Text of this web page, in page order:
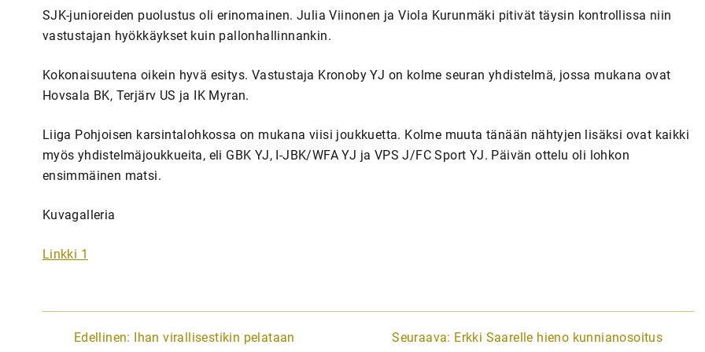
SJK-junioreiden puolustus oli erinomainen. Julia Viinonen ja Viola Kurunmäki pitivät täysin kontrollissa niin
vastustajan hyökkäykset kuin pallonhallinnankin.
Kokonaisuutena oikein hyvä esitys. Vastustaja Kronoby YJ on kolme seuran yhdistelmä, jossa mukana ovat
Hovsala BK, Terjärv US ja IK Myran.
Liiga Pohjoisen karsintalohkossa on mukana viisi joukkuetta. Kolme muuta tänään nähtyjen lisäksi ovat kaikki
myös yhdistelmäjoukkueita, eli GBK YJ, I-JBK/WFA YJ ja VPS J/FC Sport YJ. Päivän ottelu oli lohkon
ensimmäinen matsi.
Kuvagalleria
Linkki 1
A
Edellinen: Ihan virallisestikin pelataan Seuraava: Erkki Saarelle hieno kunnianosoitus